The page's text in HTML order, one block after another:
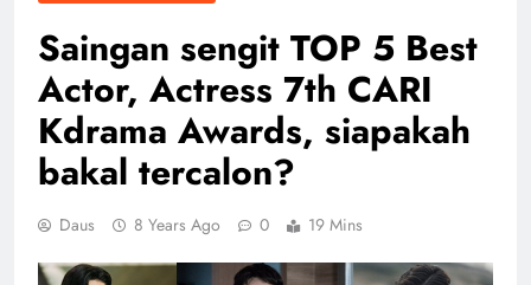
Saingan sengit TOP 5 Best
Actor, Actress 7th CARI
Kdrama Awards, siapakah
bakal tercalon?
Daus 8 Years Ago 0 19 Mins